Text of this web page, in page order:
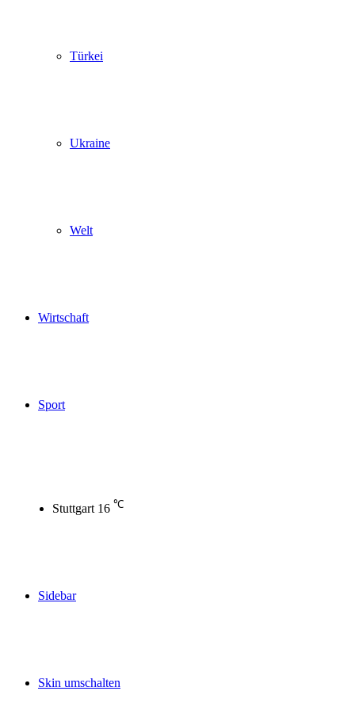
Türkei
Ukraine
Welt
Wirtschaft
Sport
Stuttgart 16 ℃
Sidebar
Skin umschalten